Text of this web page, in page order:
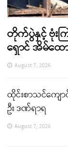
တိုက်ပွဲနှင့် ဗုံးက
ရှောင် အိမ်ထေ
August 7, 2026
ထိုင်းစာသင်ကျော
ဦး ဒဏ်ရာရ
August 7, 2026